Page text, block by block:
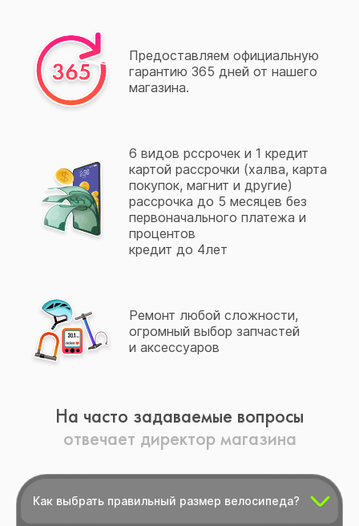
Предоставляем официальную
гарантию 365 дней от нашего
магазина.
6 видов рссрочек и 1 кредит
картой рассрочки (халва, карта
покупок, магнит и другие)
рассрочка до 5 месяцев без
первоначального платежа и
процентов
кредит до 4лет
Ремонт любой сложности,
огромный выбор запчастей
и аксессуаров
На часто задаваемые вопросы
отвечает директор магазина
Как выбрать правильный размер велосипеда?